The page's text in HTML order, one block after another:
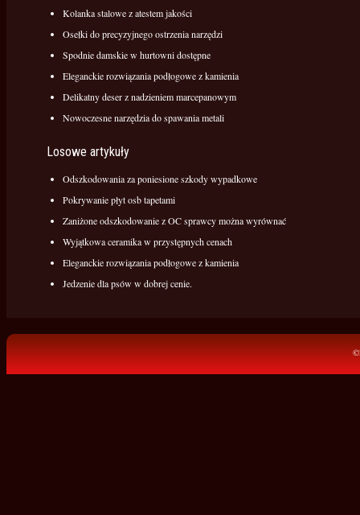
Kolanka stalowe z atestem jakości
Osełki do precyzyjnego ostrzenia narzędzi
Spodnie damskie w hurtowni dostępne
Eleganckie rozwiązania podłogowe z kamienia
Delikatny deser z nadzieniem marcepanowym
Nowoczesne narzędzia do spawania metali
Losowe artykuły
Odszkodowania za poniesione szkody wypadkowe
Pokrywanie płyt osb tapetami
Zaniżone odszkodowanie z OC sprawcy można wyrównać
Wyjątkowa ceramika w przystępnych cenach
Eleganckie rozwiązania podłogowe z kamienia
Jedzenie dla psów w dobrej cenie.